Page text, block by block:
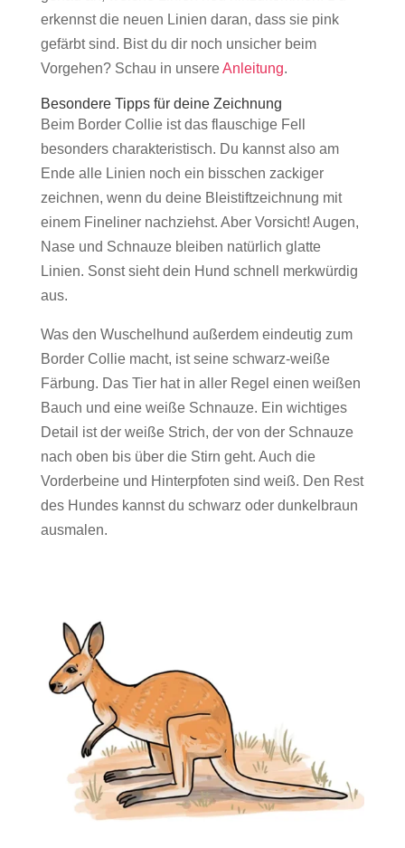
erkennst die neuen Linien daran, dass sie pink
gefärbt sind. Bist du dir noch unsicher beim
Vorgehen? Schau in unsereAnleitung.
Besondere Tipps für deine Zeichnung
Beim Border Collie ist das flauschige Fell
besonders charakteristisch. Du kannst also am
Ende alle Linien noch ein bisschen zackiger
zeichnen, wenn du deine Bleistiftzeichnung mit
einem Fineliner nachziehst. Aber Vorsicht! Augen,
Nase und Schnauze bleiben natürlich glatte
Linien. Sonst sieht dein Hund schnell merkwürdig
aus.
Was den Wuschelhund außerdem eindeutig zum
Border Collie macht, ist seine schwarz-weiße
Färbung. Das Tier hat in aller Regel einen weißen
Bauch und eine weiße Schnauze. Ein wichtiges
Detail ist der weiße Strich, der von der Schnauze
nach oben bis über die Stirn geht. Auch die
Vorderbeine und Hinterpfoten sind weiß. Den Rest
des Hundes kannst du schwarz oder dunkelbraun
ausmalen.